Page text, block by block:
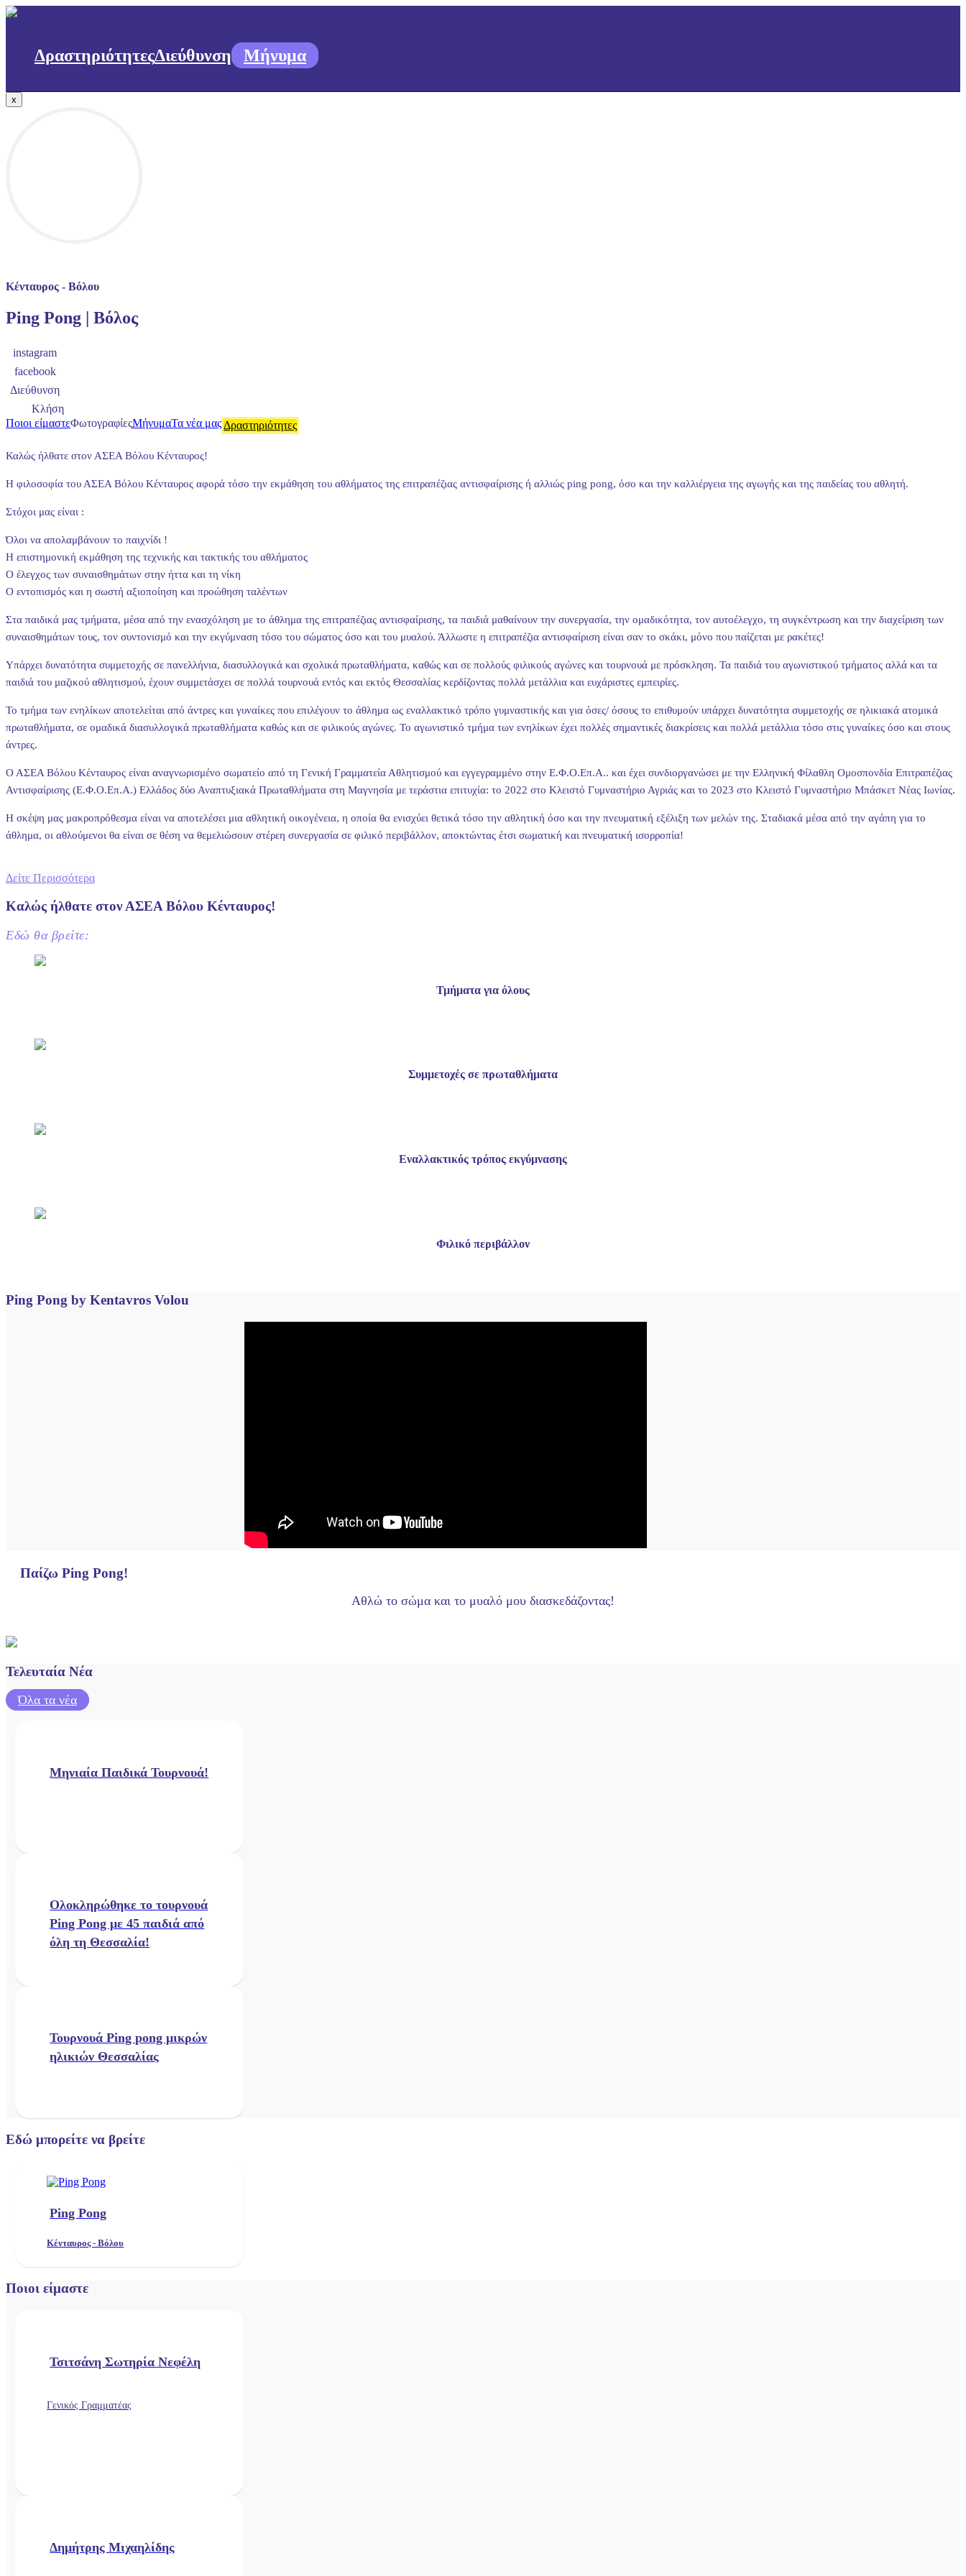
ΔραστηριότητεςΔιεύθυνση Μήνυμα
x
Κένταυρος - Βόλου
Ping Pong | Βόλος
instagram
facebook
Διεύθυνση
Κλήση
Ποιοι είμαστεΦωτογραφίεςΜήνυμαΤα νέα μας Δραστηριότητες
Καλώς ήλθατε στον ΑΣΕΑ Βόλου Κένταυρος!
Η φιλοσοφία του ΑΣΕΑ Βόλου Κένταυρος αφορά τόσο την εκμάθηση του αθλήματος της επιτραπέζιας αντισφαίρισης ή αλλιώς ping pong, όσο και την καλλιέργεια της αγωγής και της παιδείας του αθλητή.
Στόχοι μας είναι :
Όλοι να απολαμβάνουν το παιχνίδι !
Η επιστημονική εκμάθηση της τεχνικής και τακτικής του αθλήματος
Ο έλεγχος των συναισθημάτων στην ήττα και τη νίκη
Ο εντοπισμός και η σωστή αξιοποίηση και προώθηση ταλέντων
Στα παιδικά μας τμήματα, μέσα από την ενασχόληση με το άθλημα της επιτραπέζιας αντισφαίρισης, τα παιδιά μαθαίνουν την συνεργασία, την ομαδικότητα, τον αυτοέλεγχο, τη συγκέντρωση και την διαχείριση των
συναισθημάτων τους, τον συντονισμό και την εκγύμναση τόσο του σώματος όσο και του μυαλού. Άλλωστε η επιτραπέζια αντισφαίριση είναι σαν το σκάκι, μόνο που παίζεται με ρακέτες!
Υπάρχει δυνατότητα συμμετοχής σε πανελλήνια, διασυλλογικά και σχολικά πρωταθλήματα, καθώς και σε πολλούς φιλικούς αγώνες και τουρνουά με πρόσκληση. Τα παιδιά του αγωνιστικού τμήματος αλλά και τα
παιδιά του μαζικού αθλητισμού, έχουν συμμετάσχει σε πολλά τουρνουά εντός και εκτός Θεσσαλίας κερδίζοντας πολλά μετάλλια και ευχάριστες εμπειρίες.
Το τμήμα των ενηλίκων αποτελείται από άντρες και γυναίκες που επιλέγουν το άθλημα ως εναλλακτικό τρόπο γυμναστικής και για όσες/ όσους το επιθυμούν υπάρχει δυνατότητα συμμετοχής σε ηλικιακά ατομικά
πρωταθλήματα, σε ομαδικά διασυλλογικά πρωταθλήματα καθώς και σε φιλικούς αγώνες. Το αγωνιστικό τμήμα των ενηλίκων έχει πολλές σημαντικές διακρίσεις και πολλά μετάλλια τόσο στις γυναίκες όσο και στους
άντρες.
Ο ΑΣΕΑ Βόλου Κένταυρος είναι αναγνωρισμένο σωματείο από τη Γενική Γραμματεία Αθλητισμού και εγγεγραμμένο στην Ε.Φ.Ο.Επ.Α.. και έχει συνδιοργανώσει με την Ελληνική Φίλαθλη Ομοσπονδία Επιτραπέζιας
Αντισφαίρισης (Ε.Φ.Ο.Επ.Α.) Ελλάδος δύο Αναπτυξιακά Πρωταθλήματα στη Μαγνησία με τεράστια επιτυχία: το 2022 στο Κλειστό Γυμναστήριο Αγριάς και το 2023 στο Κλειστό Γυμναστήριο Μπάσκετ Νέας Ιωνίας.
Η σκέψη μας μακροπρόθεσμα είναι να αποτελέσει μια αθλητική οικογένεια, η οποία θα ενισχύει θετικά τόσο την αθλητική όσο και την πνευματική εξέλιξη των μελών της. Σταδιακά μέσα από την αγάπη για το
άθλημα, οι αθλούμενοι θα είναι σε θέση να θεμελιώσουν στέρεη συνεργασία σε φιλικό περιβάλλον, αποκτώντας έτσι σωματική και πνευματική ισορροπία!
Δείτε Περισσότερα
Καλώς ήλθατε στον ΑΣΕΑ Βόλου Κένταυρος!
Εδώ θα βρείτε:
Τμήματα για όλους
Συμμετοχές σε πρωταθλήματα
Εναλλακτικός τρόπος εκγύμνασης
Φιλικό περιβάλλον
Ping Pong by Kentavros Volou
Παίζω Ping Pong!
Αθλώ το σώμα και το μυαλό μου διασκεδάζοντας!
Τελευταία Νέα
Όλα τα νέα
Μηνιαία Παιδικά Τουρνουά!
Ολοκληρώθηκε το τουρνουά
Ping Pong με 45 παιδιά από
όλη τη Θεσσαλία!
Τουρνουά Ping pong μικρών
ηλικιών Θεσσαλίας
Εδώ μπορείτε να βρείτε
Ping Pong
Κένταυρος - Βόλου
Ποιοι είμαστε
Τσιτσάνη Σωτηρία Νεφέλη
Γενικός Γραμματέας
Δημήτρης Μιχαηλίδης